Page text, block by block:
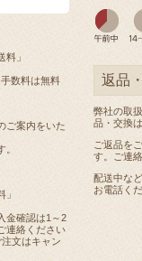
料」
数料は無料
ご案内をいた
金確認は1～2
連絡ください
文はキャン
返品
弊社の取
品・交換
ご返品を
す。ご連
配送中な
お電話く